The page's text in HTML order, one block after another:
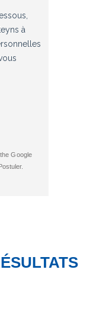
Google